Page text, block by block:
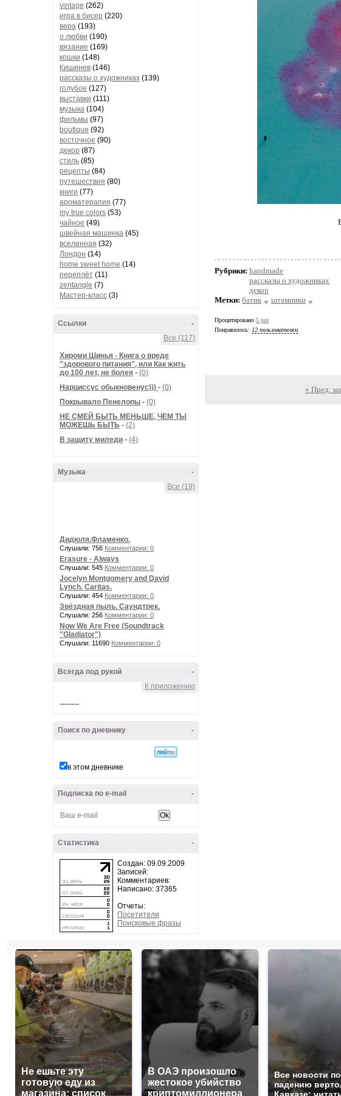
vintage (262)
игра в бисер (220)
вера (193)
о любви (190)
вязание (169)
кошки (148)
Кишинев (146)
рассказы о художниках (139)
голубое (127)
выставки (111)
музыка (104)
фильмы (97)
boutique (92)
восточное (90)
декор (87)
стиль (85)
рецепты (84)
путешествия (80)
книги (77)
ароматерапия (77)
my true colors (53)
чайное (49)
швейная машинка (45)
вселенная (32)
Лондон (14)
home sweet home (14)
переплёт (11)
zentangle (7)
Мастер-класс (3)
-
Ссылки
Все (117)
Хироми Шинья - Книга о вреде
"здорового питания", или Как жить
до 100 лет, не болея - (0)
Нарциссус обыкновенус))) - (0)
Покрывало Пенелопы - (0)
НЕ СМЕЙ БЫТЬ МЕНЬШЕ, ЧЕМ ТЫ
МОЖЕШЬ БЫТЬ - (2)
В защиту миледи - (4)
-
Музыка
Все (19)
Дидюля.Фламенко.
Слушали: 756 Комментарии: 0
Erasure - Always
Слушали: 545 Комментарии: 0
Jocelyn Montgomery and David
Lynch. Caritas.
Слушали: 454 Комментарии: 0
Звёздная пыль. Саундтрек.
Слушали: 256 Комментарии: 0
Now We Are Free (Soundtrack
"Gladiator")
Слушали: 11690 Комментарии: 0
-
Всегда под рукой
К приложению
--------
-
Поиск по дневнику
в этом дневнике
-
Подписка по e-mail
-
Статистика
Создан: 09.09.2009
Записей:
Комментариев:
Написано: 37365
Отчеты:
Посетители
Поисковые фразы
Рубрики: handmade
рассказы о художниках
декор
Метки: батик штампики
Процитировано 5 раз
Понравилось: 12 пользователям
« Пред.
Не ешьте эту
готовую еду из
магазина: список
В ОАЭ произошло
жестокое убийство
криптомиллионера
Все новости по
падению